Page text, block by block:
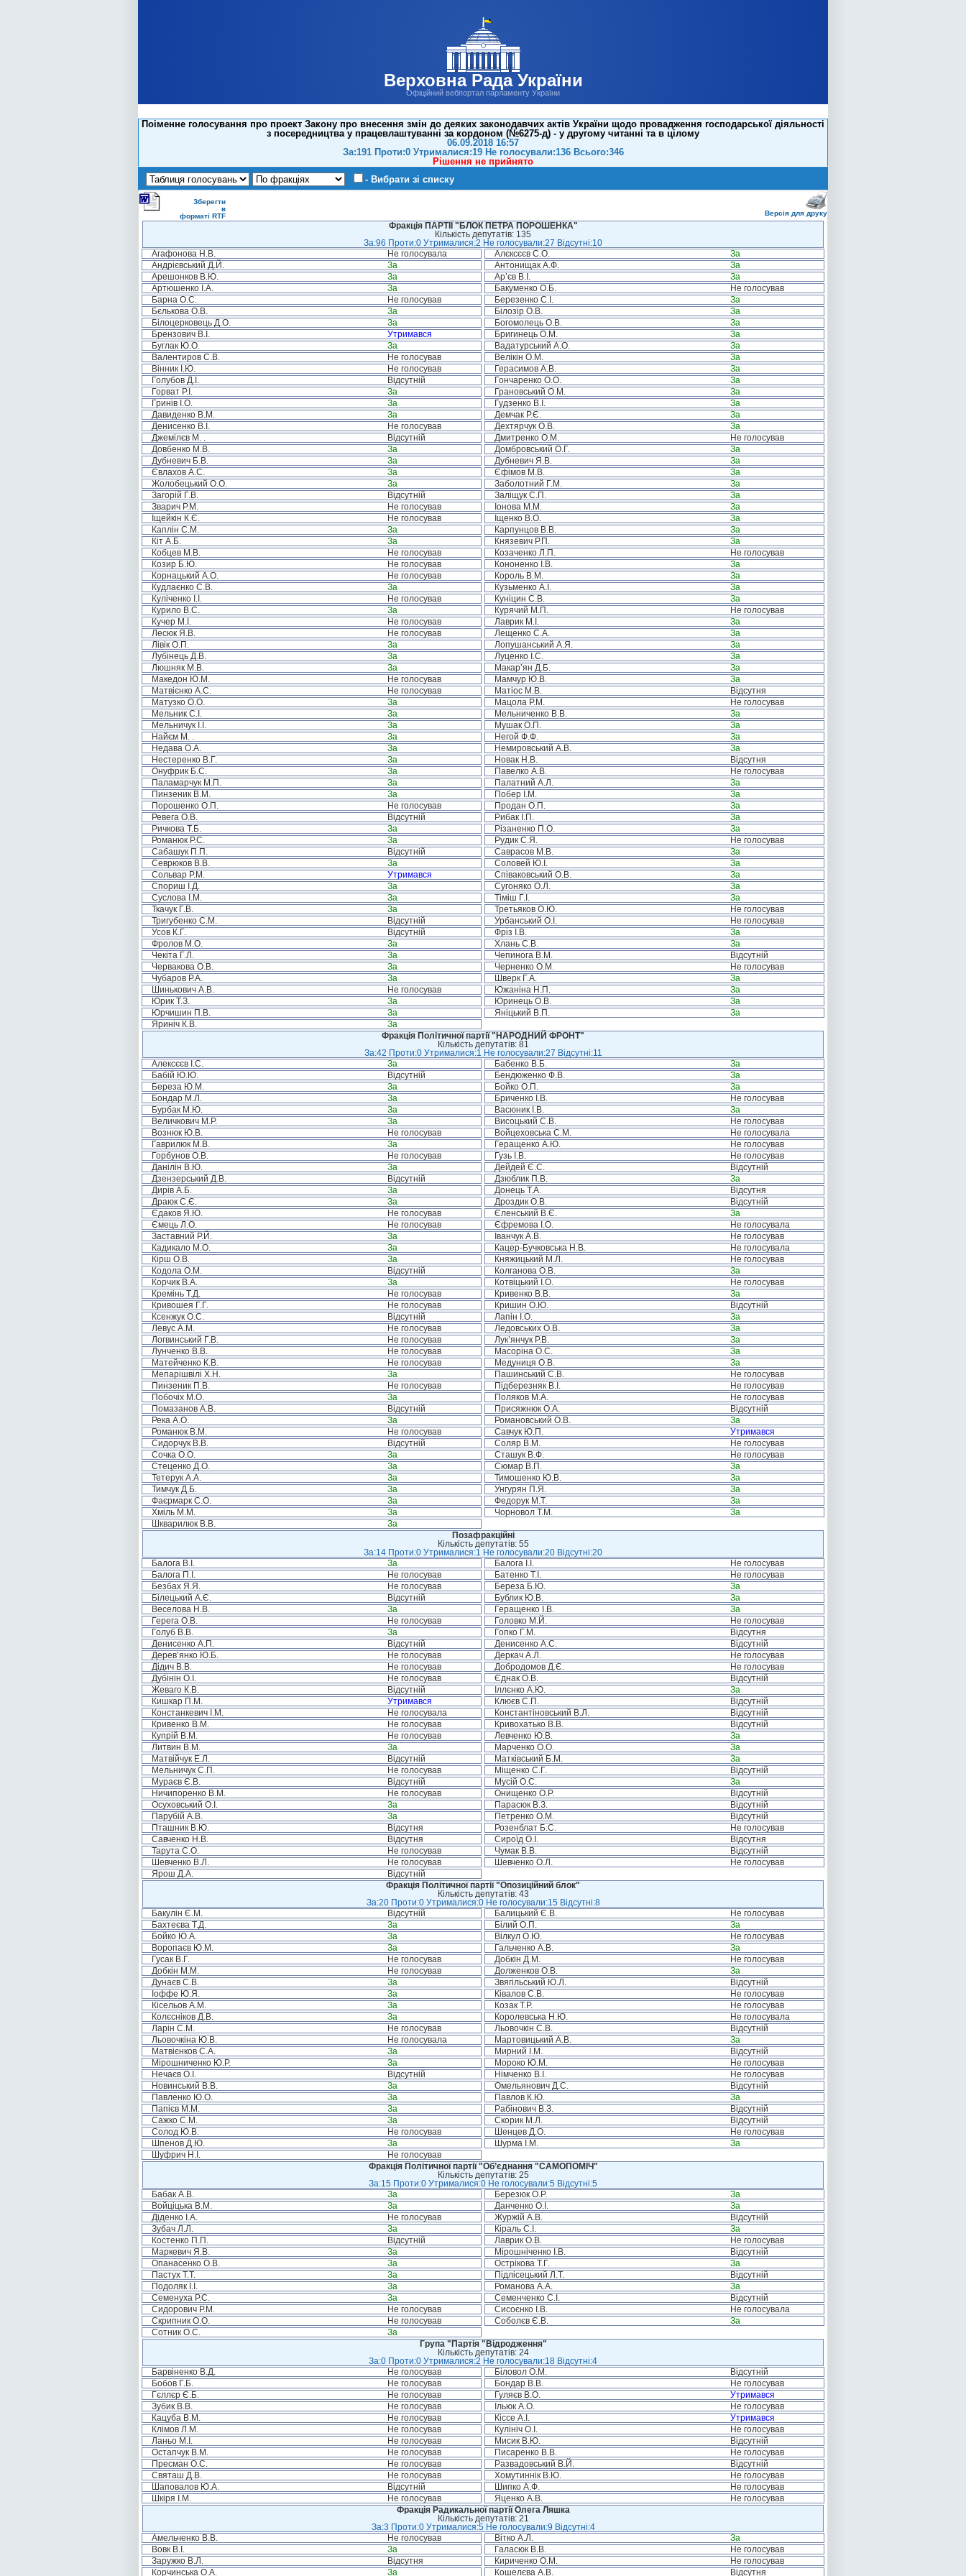
Верховна Рада України
Офіційний вебпортал парламенту України
Поіменне голосування про проект Закону про внесення змін до деяких законодавчих актів України щодо провадження господарської діяльності
з посередництва у працевлаштуванні за кордоном (№6275-д) - у другому читанні та в цілому
06.09.2018 16:57
За:191 Проти:0 Утрималися:19 Не голосували:136 Всього:346
Рішення не прийнято
- Вибрати зі списку
Зберегти
в
форматі RTF
Версія для друку
Фракція ПАРТІЇ "БЛОК ПЕТРА ПОРОШЕНКА"
Кількість депутатів: 135
За:96 Проти:0 Утрималися:2 Не голосували:27 Відсутні:10
Агафонова Н.В.
Не голосувала Алєксєєв С.О.
За
Андрієвський Д.Й.
За Антонищак А.Ф.
За
Арешонков В.Ю.
За Ар’єв В.І.
За
Артюшенко І.А.
За Бакуменко О.Б.
Не голосував
Барна О.С.
Не голосував Березенко С.І.
За
Бєлькова О.В.
За Білозір О.В.
За
Білоцерковець Д.О.
За Богомолець О.В.
За
Брензович В.І.
Утримався Бригинець О.М.
За
Буглак Ю.О.
За Вадатурський А.О.
За
Валентиров С.В.
Не голосував Велікін О.М.
За
Вінник І.Ю.
Не голосував Герасимов А.В.
За
Голубов Д.І.
Відсутній Гончаренко О.О.
За
Горват Р.І.
За Грановський О.М.
За
Гринів І.О.
За Гудзенко В.І.
За
Давиденко В.М.
За Демчак Р.Є.
За
Денисенко В.І.
Не голосував Дехтярчук О.В.
За
Джемілєв М. .
Відсутній Дмитренко О.М.
Не голосував
Довбенко М.В.
За Домбровський О.Г.
За
Дубневич Б.В.
За Дубневич Я.В.
За
Євлахов А.С.
За Єфімов М.В.
За
Жолобецький О.О.
За Заболотний Г.М.
За
Загорій Г.В.
Відсутній Заліщук С.П.
За
Зварич Р.М.
Не голосував Іонова М.М.
За
Іщейкін К.Є.
Не голосував Іщенко В.О.
За
Каплін С.М.
За Карпунцов В.В.
За
Кіт А.Б.
За Князевич Р.П.
За
Кобцев М.В.
Не голосував Козаченко Л.П.
Не голосував
Козир Б.Ю.
Не голосував Кононенко І.В.
За
Корнацький А.О.
Не голосував Король В.М.
За
Кудлаєнко С.В.
За Кузьменко А.І.
За
Куліченко І.І.
Не голосував Куніцин С.В.
За
Курило В.С.
За Курячий М.П.
Не голосував
Кучер М.І.
Не голосував Лаврик М.І.
За
Лесюк Я.В.
Не голосував Лещенко С.А.
За
Лівік О.П.
За Лопушанський А.Я.
За
Лубінець Д.В.
За Луценко І.С.
За
Люшняк М.В.
За Макар’ян Д.Б.
За
Македон Ю.М.
Не голосував Мамчур Ю.В.
За
Матвієнко А.С.
Не голосував Матіос М.В.
Відсутня
Матузко О.О.
За Мацола Р.М.
Не голосував
Мельник С.І.
За Мельниченко В.В.
За
Мельничук І.І.
За Мушак О.П.
За
Найєм М. .
За Негой Ф.Ф.
За
Недава О.А.
За Немировський А.В.
За
Нестеренко В.Г.
За Новак Н.В.
Відсутня
Онуфрик Б.С.
За Павелко А.В.
Не голосував
Паламарчук М.П.
За Палатний А.Л.
За
Пинзеник В.М.
За Побер І.М.
За
Порошенко О.П.
Не голосував Продан О.П.
За
Ревега О.В.
Відсутній Рибак І.П.
За
Ричкова Т.Б.
За Різаненко П.О.
За
Романюк Р.С.
За Рудик С.Я.
Не голосував
Сабашук П.П.
Відсутній Саврасов М.В.
За
Севрюков В.В.
За Соловей Ю.І.
За
Сольвар Р.М.
Утримався Співаковський О.В.
За
Спориш І.Д.
За Сугоняко О.Л.
За
Суслова І.М.
За Тіміш Г.І.
За
Ткачук Г.В.
За Третьяков О.Ю.
Не голосував
Тригубенко С.М.
Відсутній Урбанський О.І.
Не голосував
Усов К.Г.
Відсутній Фріз І.В.
За
Фролов М.О.
За Хлань С.В.
За
Чекіта Г.Л.
За Чепинога В.М.
Відсутній
Червакова О.В.
За Черненко О.М.
Не голосував
Чубаров Р.А.
За Шверк Г.А.
За
Шинькович А.В.
Не голосував Южаніна Н.П.
За
Юрик Т.З.
За Юринець О.В.
За
Юрчишин П.В.
За Яніцький В.П.
За
Яриніч К.В.
За
Фракція Політичної партії "НАРОДНИЙ ФРОНТ"
Кількість депутатів: 81
За:42 Проти:0 Утрималися:1 Не голосували:27 Відсутні:11
Алексєєв І.С.
За Бабенко В.Б.
За
Бабій Ю.Ю.
Відсутній Бендюженко Ф.В.
За
Береза Ю.М.
За Бойко О.П.
За
Бондар М.Л.
За Бриченко І.В.
Не голосував
Бурбак М.Ю.
За Васюник І.В.
За
Величкович М.Р.
За Висоцький С.В.
Не голосував
Вознюк Ю.В.
Не голосував Войцеховська С.М.
Не голосувала
Гаврилюк М.В.
За Геращенко А.Ю.
Не голосував
Горбунов О.В.
Не голосував Гузь І.В.
Не голосував
Данілін В.Ю.
За Дейдей Є.С.
Відсутній
Дзензерський Д.В.
Відсутній Дзюблик П.В.
За
Дирів А.Б.
За Донець Т.А.
Відсутня
Драюк С.Є.
За Дроздик О.В.
Відсутній
Єдаков Я.Ю.
Не голосував Єленський В.Є.
За
Ємець Л.О.
Не голосував Єфремова І.О.
Не голосувала
Заставний Р.Й.
За Іванчук А.В.
Не голосував
Кадикало М.О.
За Кацер-Бучковська Н.В.
Не голосувала
Кірш О.В.
За Княжицький М.Л.
Не голосував
Кодола О.М.
Відсутній Колганова О.В.
За
Корчик В.А.
За Котвіцький І.О.
Не голосував
Кремінь Т.Д.
Не голосував Кривенко В.В.
За
Кривошея Г.Г.
Не голосував Кришин О.Ю.
Відсутній
Ксенжук О.С.
Відсутній Лапін І.О.
За
Левус А.М.
Не голосував Ледовських О.В.
За
Логвинський Г.В.
Не голосував Лук’янчук Р.В.
За
Лунченко В.В.
Не голосував Масоріна О.С.
За
Матейченко К.В.
Не голосував Медуниця О.В.
За
Мепарішвілі Х.Н.
За Пашинський С.В.
Не голосував
Пинзеник П.В.
Не голосував Підберезняк В.І.
Не голосував
Побочіх М.О.
За Поляков М.А.
Не голосував
Помазанов А.В.
Відсутній Присяжнюк О.А.
Відсутній
Река А.О.
За Романовський О.В.
За
Романюк В.М.
Не голосував Савчук Ю.П.
Утримався
Сидорчук В.В.
Відсутній Соляр В.М.
Не голосував
Сочка О.О.
За Сташук В.Ф.
Не голосував
Стеценко Д.О.
За Сюмар В.П.
За
Тетерук А.А.
За Тимошенко Ю.В.
За
Тимчук Д.Б.
За Унгурян П.Я.
За
Фаєрмарк С.О.
За Федорук М.Т.
За
Хміль М.М.
За Чорновол Т.М.
За
Шкварилюк В.В.
За
Позафракційні
Кількість депутатів: 55
За:14 Проти:0 Утрималися:1 Не голосували:20 Відсутні:20
Балога В.І.
За Балога І.І.
Не голосував
Балога П.І.
Не голосував Батенко Т.І.
Не голосував
Безбах Я.Я.
Не голосував Береза Б.Ю.
За
Білецький А.Є.
Відсутній Бублик Ю.В.
За
Веселова Н.В.
За Геращенко І.В.
За
Герега О.В.
Не голосував Головко М.Й.
Не голосував
Голуб В.В.
За Гопко Г.М.
Відсутня
Денисенко А.П.
Відсутній Денисенко А.С.
Відсутній
Дерев’янко Ю.Б.
Не голосував Деркач А.Л.
Не голосував
Дідич В.В.
Не голосував Добродомов Д.Є.
Не голосував
Дубінін О.І.
Не голосував Єднак О.В.
Відсутній
Жеваго К.В.
Відсутній Іллєнко А.Ю.
За
Кишкар П.М.
Утримався Клюєв С.П.
Відсутній
Констанкевич І.М.
Не голосувала Константіновський В.Л.
Відсутній
Кривенко В.М.
Не голосував Кривохатько В.В.
Відсутній
Купрій В.М.
Не голосував Левченко Ю.В.
За
Литвин В.М.
За Марченко О.О.
За
Матвійчук Е.Л.
Відсутній Матківський Б.М.
За
Мельничук С.П.
Не голосував Міщенко С.Г.
Відсутній
Мураєв Є.В.
Відсутній Мусій О.С.
За
Ничипоренко В.М.
Не голосував Онищенко О.Р.
Відсутній
Осуховський О.І.
За Парасюк В.З.
Відсутній
Парубій А.В.
За Петренко О.М.
Відсутній
Пташник В.Ю.
Відсутня Розенблат Б.С.
Не голосував
Савченко Н.В.
Відсутня Сироїд О.І.
Відсутня
Тарута С.О.
Не голосував Чумак В.В.
Відсутній
Шевченко В.Л.
Не голосував Шевченко О.Л.
Не голосував
Ярош Д.А.
Відсутній
Фракція Політичної партії "Опозиційний блок"
Кількість депутатів: 43
За:20 Проти:0 Утрималися:0 Не голосували:15 Відсутні:8
Бакулін Є.М.
Відсутній Балицький Є.В.
Не голосував
Бахтеєва Т.Д.
За Білий О.П.
За
Бойко Ю.А.
За Вілкул О.Ю.
Не голосував
Воропаєв Ю.М.
За Гальченко А.В.
За
Гусак В.Г.
Не голосував Добкін Д.М.
Не голосував
Добкін М.М.
Не голосував Долженков О.В.
За
Дунаєв С.В.
За Звягільський Ю.Л.
Відсутній
Іоффе Ю.Я.
За Ківалов С.В.
Не голосував
Кісельов А.М.
За Козак Т.Р.
Не голосував
Колєсніков Д.В.
За Королевська Н.Ю.
Не голосувала
Ларін С.М.
Не голосував Льовочкін С.В.
Відсутній
Льовочкіна Ю.В.
Не голосувала Мартовицький А.В.
За
Матвієнков С.А.
За Мирний І.М.
Відсутній
Мірошниченко Ю.Р.
За Мороко Ю.М.
Не голосував
Нечаєв О.І.
Відсутній Німченко В.І.
Не голосував
Новинський В.В.
За Омельянович Д.С.
Відсутній
Павленко Ю.О.
За Павлов К.Ю.
За
Папієв М.М.
За Рабінович В.З.
Відсутній
Сажко С.М.
За Скорик М.Л.
Відсутній
Солод Ю.В.
Не голосував Шенцев Д.О.
Не голосував
Шпенов Д.Ю.
За Шурма І.М.
За
Шуфрич Н.І.
Не голосував
Фракція Політичної партії "Об’єднання "САМОПОМІЧ"
Кількість депутатів: 25
За:15 Проти:0 Утрималися:0 Не голосували:5 Відсутні:5
Бабак А.В.
За Березюк О.Р.
За
Войціцька В.М.
За Данченко О.І.
За
Діденко І.А.
Не голосував Журжій А.В.
Відсутній
Зубач Л.Л.
За Кіраль С.І.
За
Костенко П.П.
Відсутній Лаврик О.В.
Не голосував
Маркевич Я.В.
За Мірошніченко І.В.
Відсутній
Опанасенко О.В.
За Острікова Т.Г.
За
Пастух Т.Т.
За Підлісецький Л.Т.
Відсутній
Подоляк І.І.
За Романова А.А.
За
Семенуха Р.С.
За Семенченко С.І.
Відсутній
Сидорович Р.М.
Не голосував Сисоєнко І.В.
Не голосувала
Скрипник О.О.
Не голосував Соболєв Є.В.
За
Сотник О.С.
За
Група "Партія "Відродження"
Кількість депутатів: 24
За:0 Проти:0 Утрималися:2 Не голосували:18 Відсутні:4
Барвіненко В.Д.
Не голосував Біловол О.М.
Відсутній
Бобов Г.Б.
Не голосував Бондар В.В.
Не голосував
Гєллєр Є.Б.
Не голосував Гуляєв В.О.
Утримався
Зубик В.В.
Не голосував Ільюк А.О.
Не голосував
Кацуба В.М.
Не голосував Кіссе А.І.
Утримався
Клімов Л.М.
Не голосував Кулініч О.І.
Не голосував
Ланьо М.І.
Не голосував Мисик В.Ю.
Відсутній
Остапчук В.М.
Не голосував Писаренко В.В.
Не голосував
Пресман О.С.
Не голосував Развадовський В.Й.
Відсутній
Святаш Д.В.
Не голосував Хомутиннік В.Ю.
Не голосував
Шаповалов Ю.А.
Відсутній Шипко А.Ф.
Не голосував
Шкіря І.М.
Не голосував Яценко А.В.
Не голосував
Фракція Радикальної партії Олега Ляшка
Кількість депутатів: 21
За:3 Проти:0 Утрималися:5 Не голосували:9 Відсутні:4
Амельченко В.В.
Не голосував Вітко А.Л.
За
Вовк В.І.
За Галасюк В.В.
Не голосував
Заружко В.Л.
Відсутня Кириченко О.М.
Не голосував
Корчинська О.А.
За Кошелєва А.В. Відсутня